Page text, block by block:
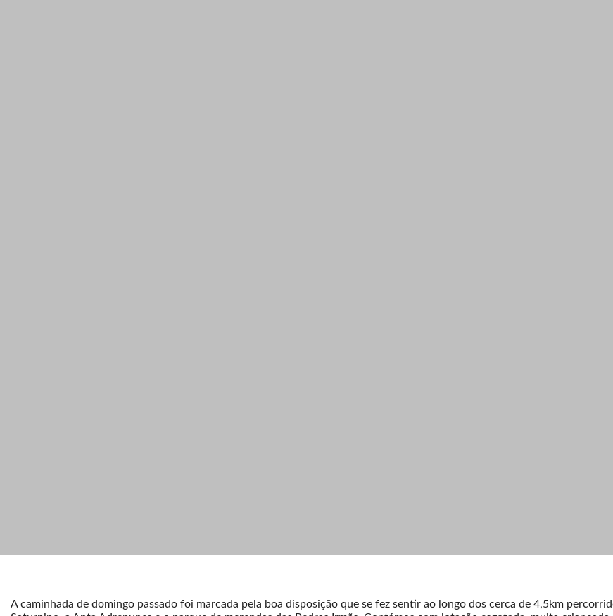
A caminhada de domingo passado foi marcada pela boa disposição que se fez sentir ao longo dos cerca de 4,5km